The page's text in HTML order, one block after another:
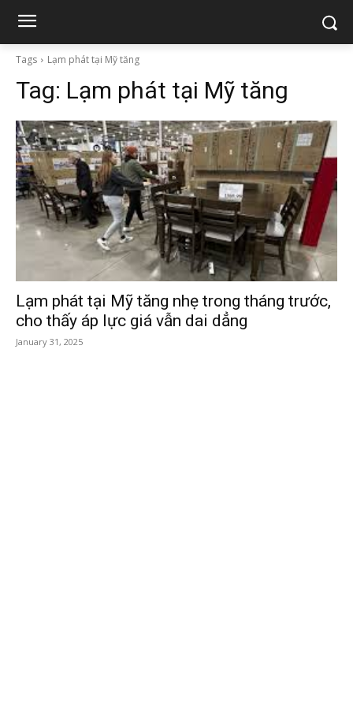
Tags Lạm phát tại Mỹ tăng
Tag: Lạm phát tại Mỹ tăng
Lạm phát tại Mỹ tăng nhẹ trong tháng trước,
cho thấy áp lực giá vẫn dai dẳng
January 31, 2025